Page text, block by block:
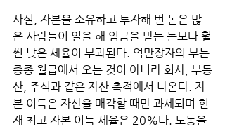
사실, 자본을 소유하고 투자해 번 돈은 많
은 사람들이 일을 해 임금을 받는 돈보다 훨
씬 낮은 세율이 부과된다. 억만장자의 부는
종종 월급에서 오는 것이 아니라 회사, 부동
산, 주식과 같은 자산 축적에서 나온다. 자
본 이득은 자산을 매각할 때만 과세되며 현
재 최고 자본 이득 세율은 20%다. 노동을